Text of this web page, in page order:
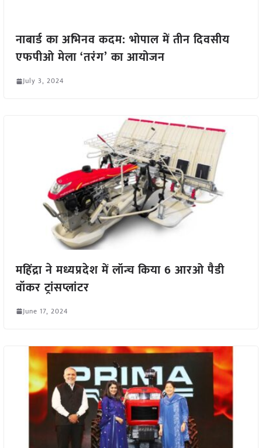
नाबार्ड का अभिनव कदम: भोपाल में तीन दिवसीय
एफपीओ मेला ‘तरंग’ का आयोजन
July 3, 2024
महिंद्रा ने मध्यप्रदेश में लॉन्च किया 6 आरओ पैडी
वॉकर ट्रांसप्लांटर
June 17, 2024